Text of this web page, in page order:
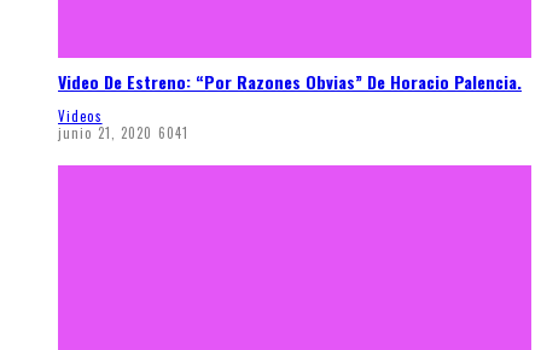
Video De Estreno: “Por Razones Obvias” De Horacio Palencia.
Videos
junio 21, 2020 6041